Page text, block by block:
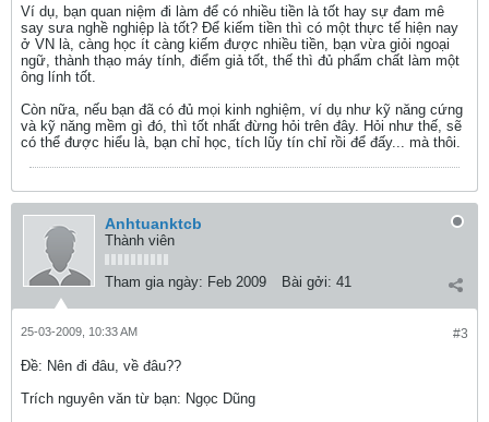
Ví dụ, bạn quan niệm đi làm để có nhiều tiền là tốt hay sự đam mê
say sưa nghề nghiệp là tốt? Để kiếm tiền thì có một thực tế hiện nay
ở VN là, càng học ít càng kiếm được nhiều tiền, bạn vừa giỏi ngoại
ngữ, thành thạo máy tính, điểm giả tốt, thế thì đủ phẩm chất làm một
ông lính tốt.
Còn nữa, nếu bạn đã có đủ mọi kinh nghiệm, ví dụ như kỹ năng cứng
và kỹ năng mềm gì đó, thì tốt nhất đừng hỏi trên đây. Hỏi như thế, sẽ
có thể được hiểu là, bạn chỉ học, tích lũy tín chỉ rồi để đấy... mà thôi.
Anhtuanktcb
Thành viên
Tham gia ngày: Feb 2009 Bài gởi: 41
#3
25-03-2009, 10:33 AM
Ðề: Nên đi đâu, về đâu??
Trích nguyên văn từ bạn: Ngọc Dũng